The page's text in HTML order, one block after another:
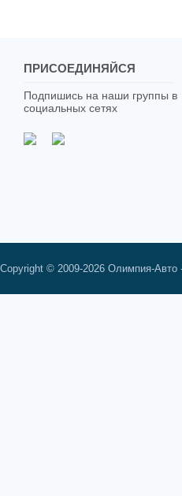
ПРИСОЕДИНЯЙСЯ
Подпишись на наши группы в
социальных сетях
Copyright © 2009-2026 Олимпия-Авто